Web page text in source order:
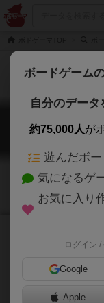
ダイ
ボードゲーム
自分のデータ
約75,000人が
遊んだボ
気になるゲ
お気に入り
ログイン /
Google
Apple